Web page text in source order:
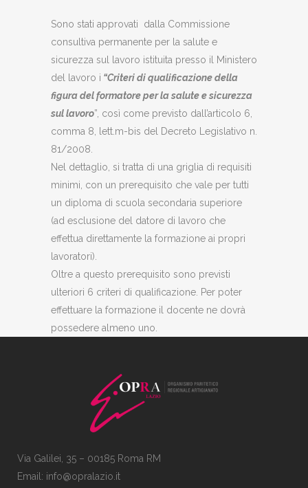
Sono stati approvati dalla Commissione
consultiva permanente per la salute e
sicurezza sul lavoro istituita presso il Ministero
del lavoro i “Criteri di qualificazione della
figura del formatore per la salute e sicurezza
sul lavoro”, così come previsto dall’articolo 6,
comma 8, lett.m-bis del Decreto Legislativo n.
81/2008.
Nel dettaglio, si tratta di una griglia di requisiti
minimi, con un prerequisito che vale per tutti
un diploma di scuola secondaria superiore
(ad esclusione del datore di lavoro che
effettua direttamente la formazione ai propri
lavoratori).
Oltre a questo prerequisito sono previsti
ulteriori 6 criteri di qualificazione. Per poter
effettuare la formazione il docente ne dovrà
possedere almeno uno.
Via Galilei, 35 – 00185 Roma RM
Email: info@opralazio.it